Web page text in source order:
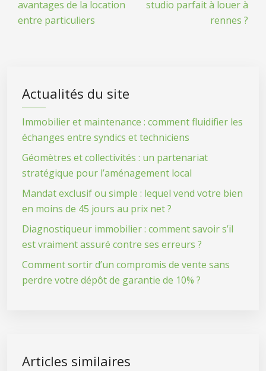
avantages de la location
entre particuliers
studio parfait à louer à
rennes ?
Actualités du site
Immobilier et maintenance : comment fluidifier les
échanges entre syndics et techniciens
Géomètres et collectivités : un partenariat
stratégique pour l’aménagement local
Mandat exclusif ou simple : lequel vend votre bien
en moins de 45 jours au prix net ?
Diagnostiqueur immobilier : comment savoir s’il
est vraiment assuré contre ses erreurs ?
Comment sortir d’un compromis de vente sans
perdre votre dépôt de garantie de 10% ?
Articles similaires